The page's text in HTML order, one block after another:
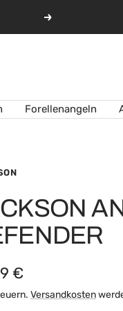
Weiter
Forellenangeln
€
Versandkosten